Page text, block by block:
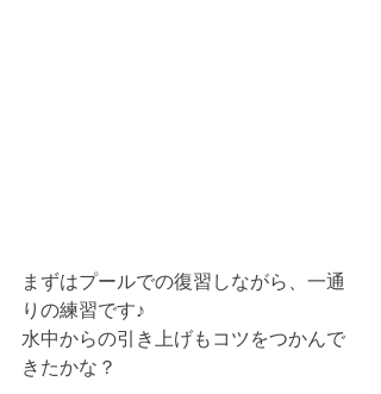
まずはプールでの復習しながら、一通
りの練習です♪
水中からの引き上げもコツをつかんで
きたかな？